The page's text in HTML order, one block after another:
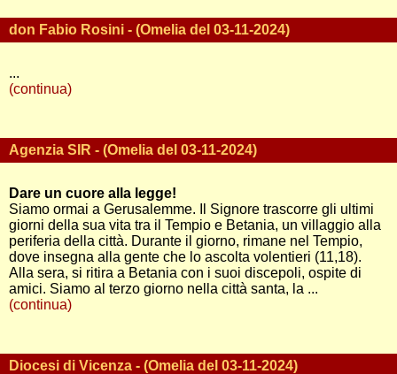
don Fabio Rosini - (Omelia del 03-11-2024)
...
(continua)
Agenzia SIR - (Omelia del 03-11-2024)
Dare un cuore alla legge!
Siamo ormai a Gerusalemme. Il Signore trascorre gli ultimi
giorni della sua vita tra il Tempio e Betania, un villaggio alla
periferia della città. Durante il giorno, rimane nel Tempio,
dove insegna alla gente che lo ascolta volentieri (11,18).
Alla sera, si ritira a Betania con i suoi discepoli, ospite di
amici. Siamo al terzo giorno nella città santa, la ...
(continua)
Diocesi di Vicenza - (Omelia del 03-11-2024)